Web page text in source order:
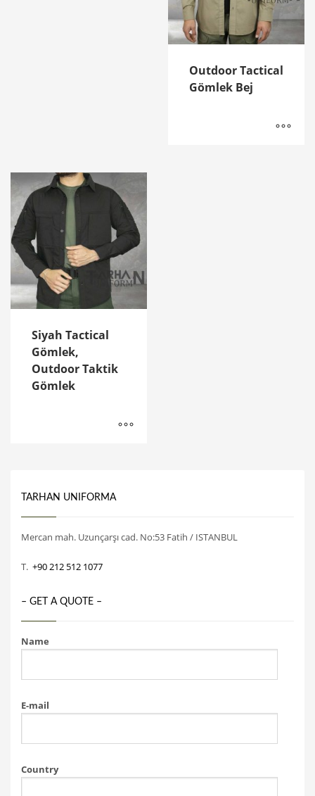
Outdoor Tactical
Gömlek Bej
Siyah Tactical
Gömlek,
Outdoor Taktik
Gömlek
TARHAN UNIFORMA
Mercan mah. Uzunçarşı cad. No:53 Fatih / ISTANBUL
T. +90 212 512 1077
– GET A QUOTE –
Name
E-mail
Country